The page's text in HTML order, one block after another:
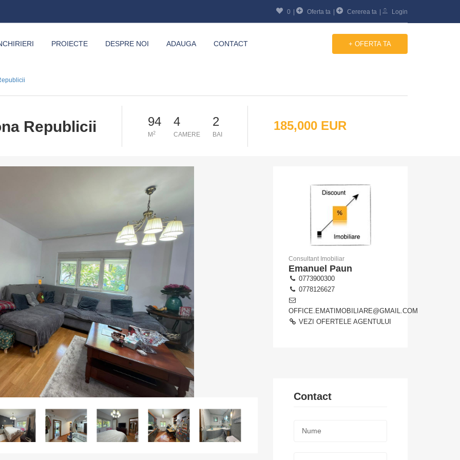
0 Oferta ta Cererea ta Login
PROIECTE DESPRE NOI ADAUGA CONTACT + OFERTA TA
Republicii 94
M 2
4
CAMERE
2
BAI
185,000 EUR
Consultant Imobiliar
Emanuel Paun
0773900300
0778126627
OFFICE.EMATIMOBILIARE@GMAIL.COM
VEZI OFERTELE AGENTULUI
Contact